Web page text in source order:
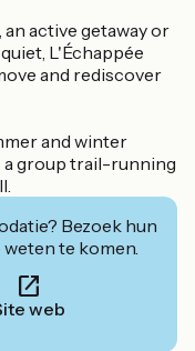
active getaway or
L'Échappée
and rediscover
and winter
a group trail-running
Bezoek hun
weten te komen.
web